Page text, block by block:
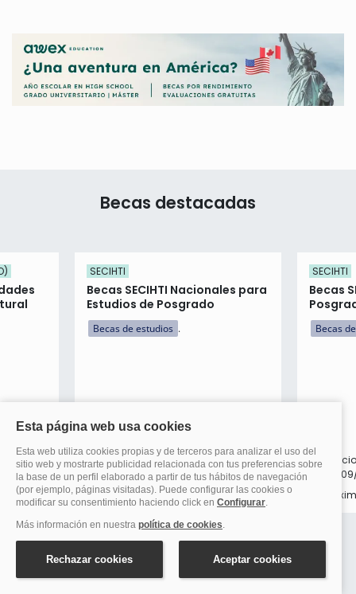
Becas destacadas
SECIHTI
Becas SECIHTI Nacionales para
Estudios de Posgrado
Becas de estudios
Inscripciones:
del 04/08/2026 al 16/10/2026
Abierta
SECIHTI
Becas
Becas
del 01/
Preguntas frecuentes sobre becas: Becas Conacyt -